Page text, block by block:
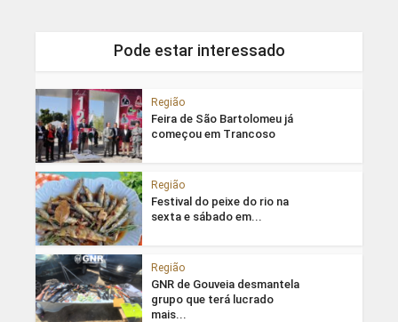
Pode estar interessado
Região
Feira de São Bartolomeu já
começou em Trancoso
Região
Festival do peixe do rio na
sexta e sábado em...
Região
GNR de Gouveia desmantela
grupo que terá lucrado
mais...